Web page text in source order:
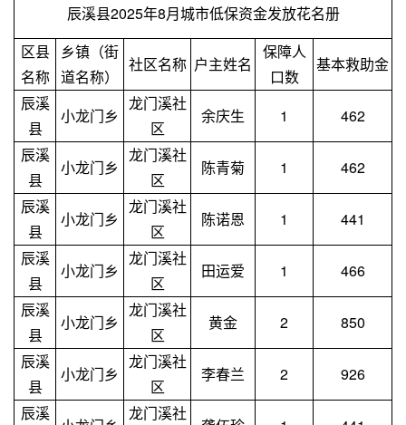
辰溪县2025年8月城市低保资金发放花名册
区县
名称
乡镇（街
道名称）
社区名称 户主姓名
保障人
口数
基本救助金
辰溪
县
小龙门乡
龙门溪社
区
余庆生 1
462
辰溪
县
小龙门乡
龙门溪社
区
陈青菊 1
462
辰溪
县
小龙门乡
龙门溪社
区
陈诺恩 1
441
辰溪
县
小龙门乡
龙门溪社
区
田运爱 1
466
辰溪
县
小龙门乡
龙门溪社
区
黄金 2
850
辰溪
县
小龙门乡
龙门溪社
区
李春兰 2
926
辰溪
龙门溪社